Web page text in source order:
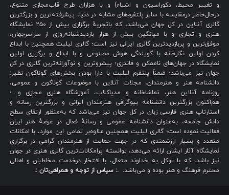
و تغییر محیط، دکوراسیون و اشیاء) و با هزاران طرح قاب‌مجازی متنوع،
درحال‌حاضر درمقایسه با سایر پلتفرم‌های مشابه در دنیا، پیشرفته‌ترین و بزرگترین
گالری آنلاین در کل جهان می‌باشد، که باتجربهٔ برگزاری بیش از ۲۵۰ نمایشگاه
هنری و تجاری و با میانگین بیش از هزار بازدیدشبانه‌روزی از سراسرجهان،
موفق‌ترین و پربازدیدترین گالری ایرانی نیز است؛ گالری لیلیت همچنین با ابداع
کردن اولین نگارخانه با گویندگی هوش مصنوعی و با ابداع و برگزاری اولین
نمایشگاه در جهان‌های ناممکن و فانتزی؛ پیشروترین و نوآورانه‌ترین گالری در کل
جهان نیز می‌باشد؛ ضمناً پلتفرم لیلیت با دارا بودن بخش‌های گوناگون نظیر:
دانشنامه هنر و هنرمندان، مجلات آنلاین با موضوعات گوناگون و عمومی،
روزنامه آنلاین هنر، تماشاخانه و مدیاکلاب، آموزشگاه هنری مجازی و…؛
هم‌اکنون بزرگترین دانشنامه بیوگرافی هنرمندان ایرانی و بزرگترین رسانه و
استارتاپ هنری فارسی زبان در کل جهان نیز می‌باشد که به‌منظور ارتقای سطح
دانش جامعه، به‌عنوان دانشنامه عمومی و رسانهٔ فعال در عرصهٔ هنر ایران
فعالیت نموده است؛ گالری لیلیت همچنین علاوه‌بر تمامی این موارد، با امکانات
متعدد و بسیار ارزشمندی که در جهت حمایت از هنرمندان گرامی در برگزاری
نمایشگاه آثار ایشان ارائه می‌دهد، توانسته پرامکانات‌ترین گالری هنری در جهان
نیز باشد، که با توکل به خداوند متعال، با افتخار درخدمت مخاطبان و اهالی
محترم فرهنگ و هنر بوده و می‌باشد. .: سپاس از توجه و همراهی‌تان :.